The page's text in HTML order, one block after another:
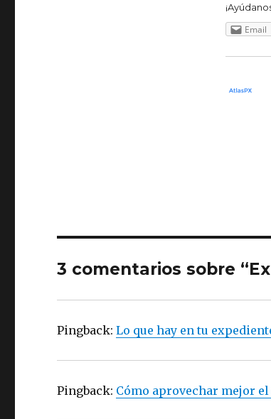
Email
3 comentarios sobre
Pingback:Lo que hay en tu
Pingback: Cómo aprovechar mejor